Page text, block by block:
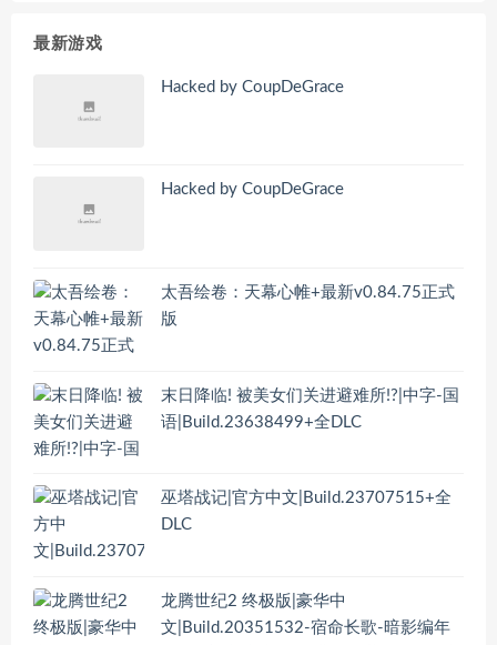
最新游戏
Hacked by CoupDeGrace
Hacked by CoupDeGrace
太吾绘卷：天幕心帷+最新v0.84.75正式
版
末日降临! 被美女们关进避难所!?|中字-国
语|Build.23638499+全DLC
巫塔战记|官方中文|Build.23707515+全
DLC
龙腾世纪2 终极版|豪华中
文|Build.20351532-宿命长歌-暗影编年